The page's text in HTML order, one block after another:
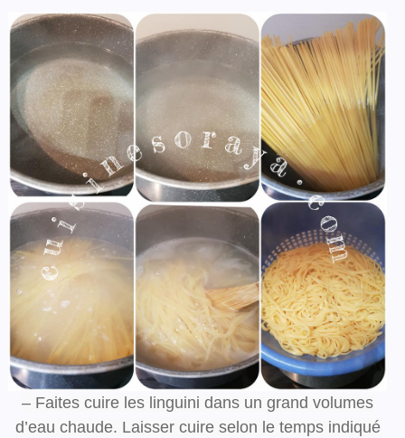
– Faites cuire les linguini dans un grand volumes
d’eau chaude. Laisser cuire selon le temps indiqué